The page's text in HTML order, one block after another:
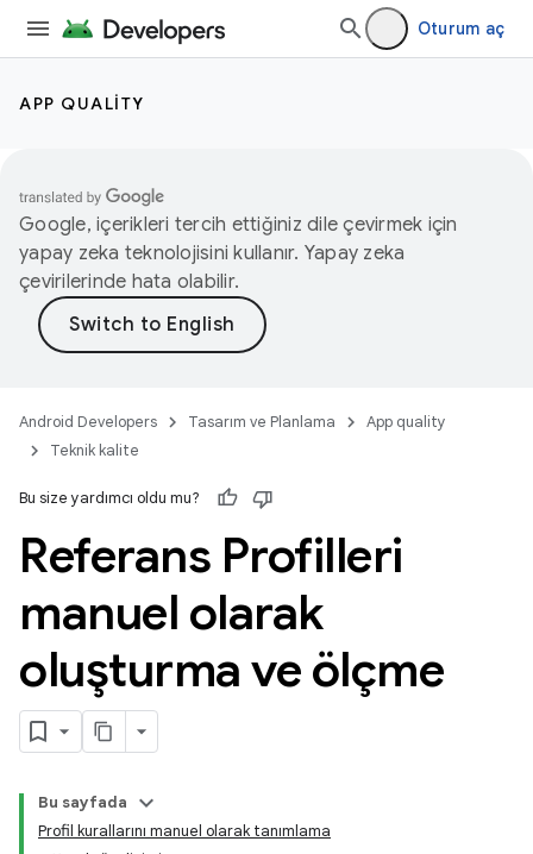
Oturum aç
APP QUALITY
Google, içerikleri tercih ettiğiniz dile çevirmek için
yapay zeka teknolojisini kullanır. Yapay zeka
çevirilerinde hata olabilir.
Android Developers Tasarım ve Planlama
App quality
Teknik kalite
Bu size yardımcı oldu mu?
Referans Profilleri
manuel olarak
oluşturma ve ölçme
Bu sayfada
Profil kurallarını manuel olarak tanımlama